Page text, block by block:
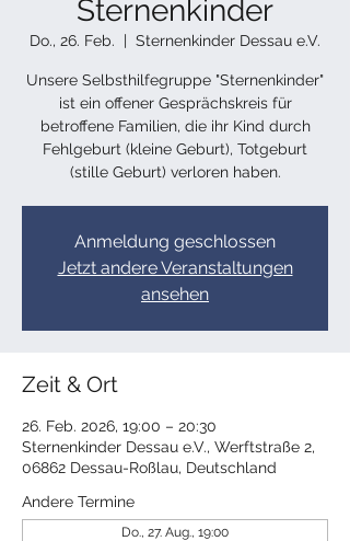
Sternenkinder
Do., 26. Feb.
  |
Sternenkinder Dessau e.V.
Unsere Selbsthilfegruppe "Sternenkinder"
ist ein offener Gesprächskreis für
betroffene Familien, die ihr Kind durch
Fehlgeburt (kleine Geburt), Totgeburt
(stille Geburt) verloren haben.
Anmeldung geschlossen
Jetzt andere Veranstaltungen
ansehen
Zeit & Ort
26. Feb. 2026, 19:00 – 20:30
Sternenkinder Dessau e.V., Werftstraße 2,
06862 Dessau-Roßlau, Deutschland
Andere Termine
Do., 27. Aug., 19:00